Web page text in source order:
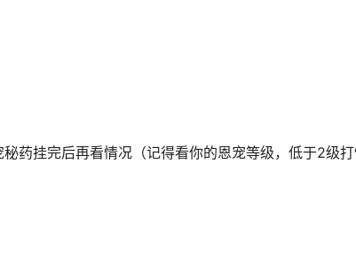
药挂完后再看情况（记得看你的恩宠等级，低于2级